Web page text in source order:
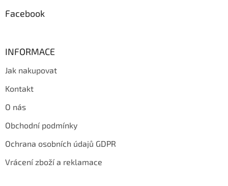
Facebook
INFORMACE
Jak nakupovat
Kontakt
O nás
Obchodní podmínky
Ochrana osobních údajů GDPR
Vrácení zboží a reklamace